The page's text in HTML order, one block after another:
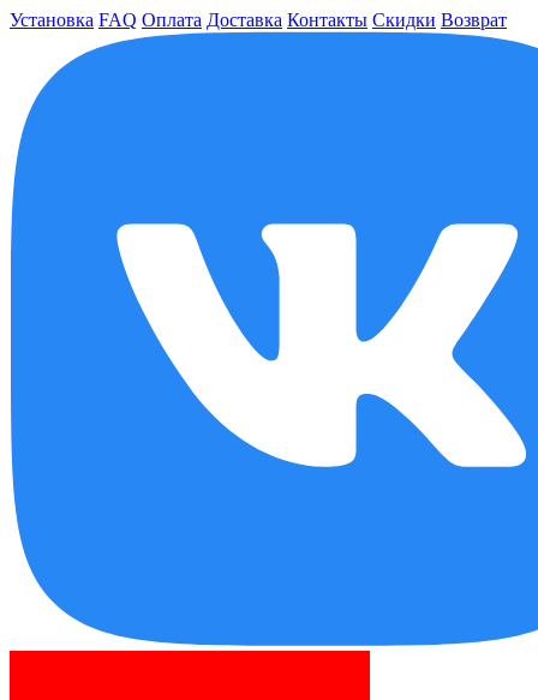
Установка FAQ Оплата Доставка Контакты Скидки Возврат